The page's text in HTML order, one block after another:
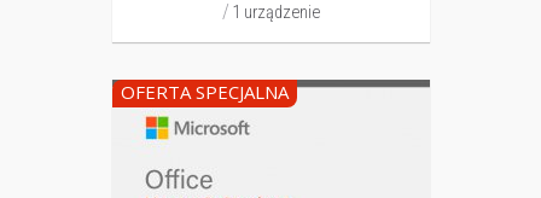
1 urządzenie
OFERTA SPECJALNA